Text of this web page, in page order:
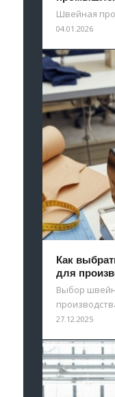
Швейная
04.01.2026
Как
для
Выбор
27.12.2025